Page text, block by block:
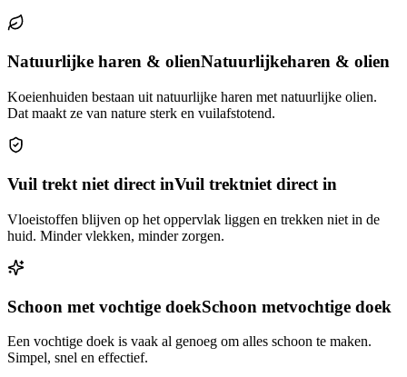
Natuurlijke haren & olienNatuurlijkeharen & olien
Koeienhuiden bestaan uit natuurlijke haren met natuurlijke olien.
Dat maakt ze van nature sterk en vuilafstotend.
Vuil trekt niet direct inVuil trektniet direct in
Vloeistoffen blijven op het oppervlak liggen en trekken niet in de
huid. Minder vlekken, minder zorgen.
Schoon met vochtige doekSchoon metvochtige doek
Een vochtige doek is vaak al genoeg om alles schoon te maken.
Simpel, snel en effectief.